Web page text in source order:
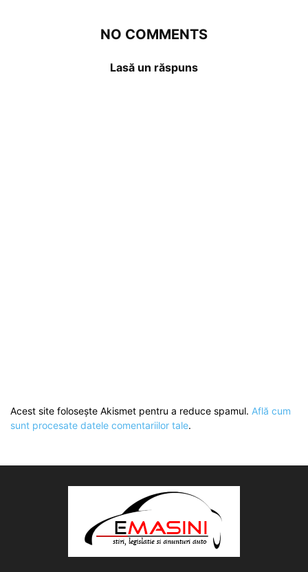
NO COMMENTS
Lasă un răspuns
Acest site folosește Akismet pentru a reduce spamul. Află cum
sunt procesate datele comentariilor tale.